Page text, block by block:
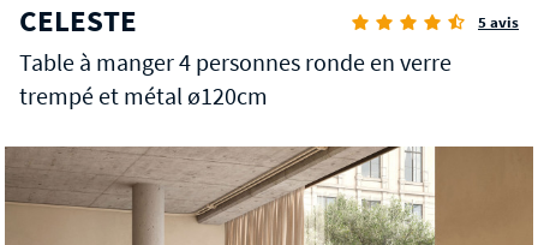
CELESTE
Table à manger 4 personnes ronde en verre
trempé et métal ø120cm
5 avis